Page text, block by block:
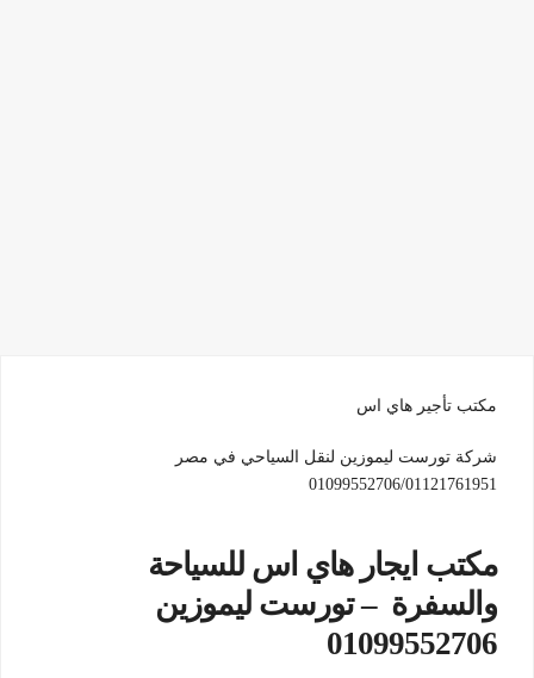
مكتب تأجير هاي اس
شركة تورست ليموزين لنقل السياحي في مصر
01099552706/01121761951
مكتب ايجار هاي اس للسياحة
والسفرة – تورست ليموزين
01099552706